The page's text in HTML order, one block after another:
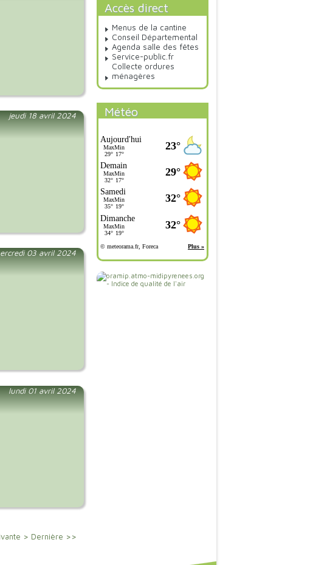
jeudi 18 avril 2024
03 avril 2024
lundi 01 avril 2024
> Dernière >>
Accès direct
Menus de la cantine
Conseil Départemental
Agenda salle des fêtes
Service-public.fr
Collecte ordures
ménagères
Météo